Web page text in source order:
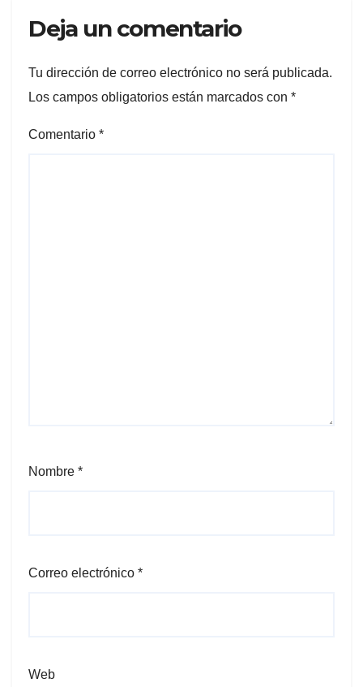
Deja un comentario
Tu dirección de correo electrónico no será publicada.
Los campos obligatorios están marcados con *
Comentario *
Nombre *
Correo electrónico *
Web